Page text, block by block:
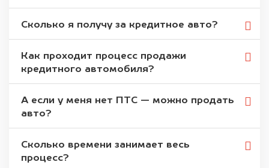
Сколько я получу за кредитное авто?
Как проходит процесс продажи
кредитного автомобиля?
А если у меня нет ПТС — можно продать
авто?
Сколько времени занимает весь
процесс?